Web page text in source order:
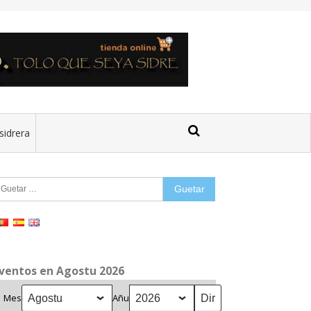
en Agostu 2026
Mes Añu